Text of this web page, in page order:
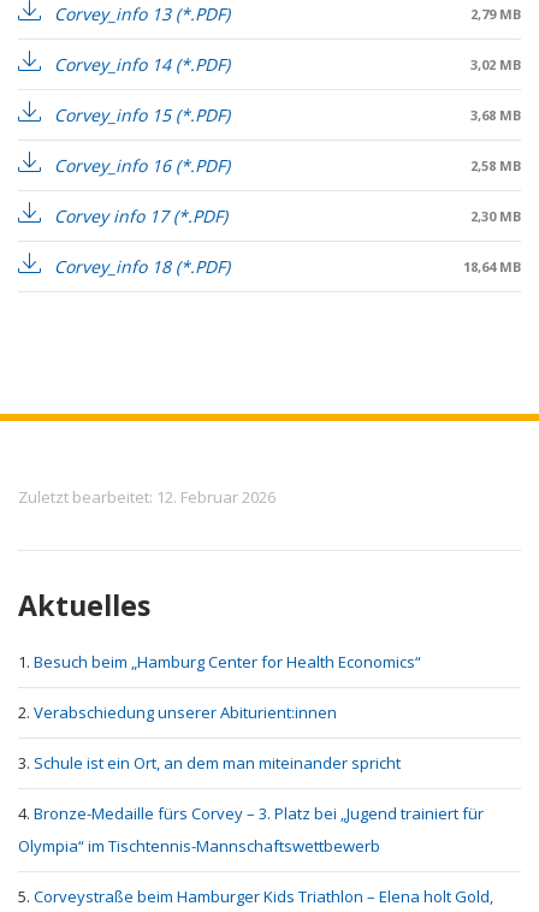
Corvey_info 13 2,79 MB
Corvey_info 14 3,02 MB
Corvey_info 15 3,68 MB
Corvey_info 16 2,58 MB
Corvey info 17 2,30 MB
Corvey_info 18 18,64 MB
Meta
Zuletzt bearbeitet: 12. Februar 2026
Aktuelles
Besuch beim „Hamburg Center for Health Economics“
Verabschiedung unserer Abiturient:innen
Schule ist ein Ort, an dem man miteinander spricht
Bronze-Medaille fürs Corvey – 3. Platz bei „Jugend trainiert für
Olympia“ im Tischtennis-Mannschaftswettbewerb
Corveystraße beim Hamburger Kids Triathlon – Elena holt Gold,